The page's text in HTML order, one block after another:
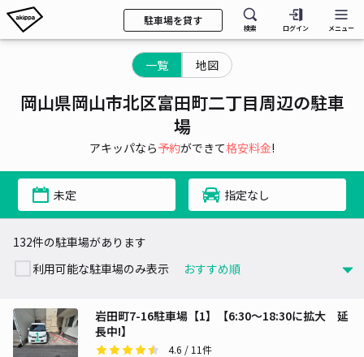
駐車場を貸す
検索 ログイン メニュー
一覧 地図
岡山県岡山市北区富田町二丁目周辺の駐車
場
アキッパなら予約ができて格安料金!
未定 指定なし
132件の駐車場があります
利用可能な駐車場のみ表示
岩田町7-16駐車場【1】【6:30～18:30に拡大 延
長中!】
4.6 / 11件